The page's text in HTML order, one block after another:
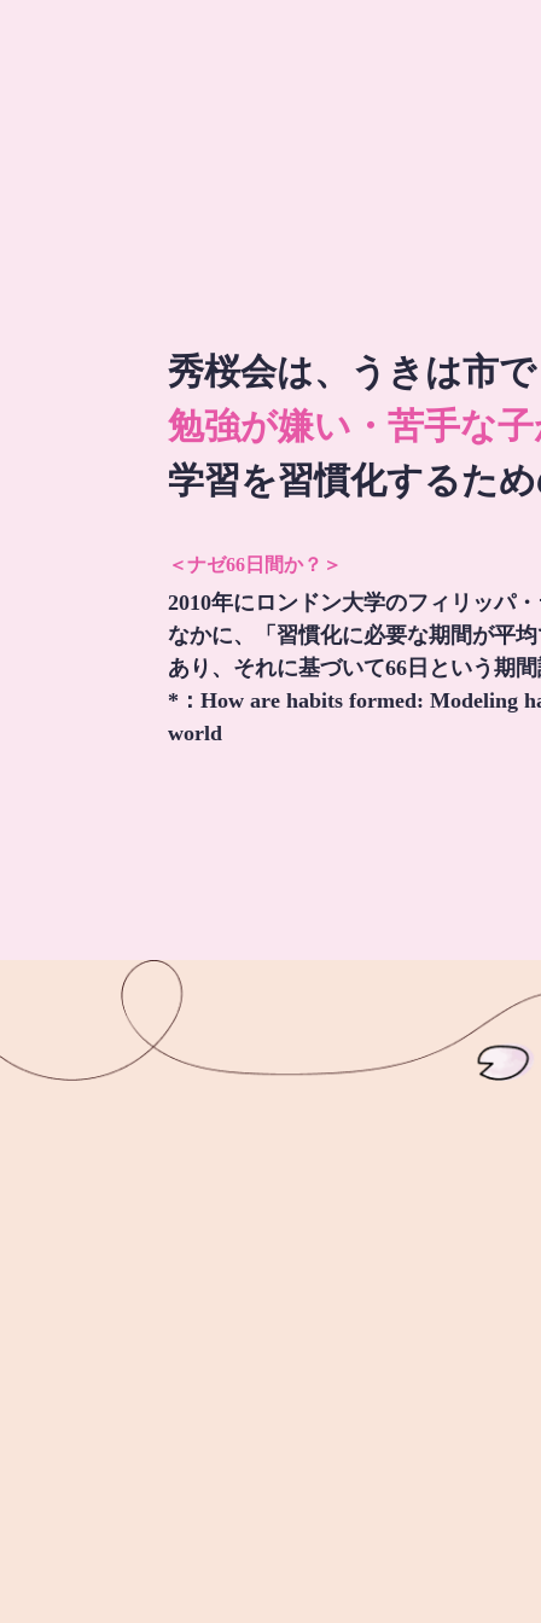
秀桜会は、うきは市で
勉強が嫌い・苦手な
学習を習慣化するた
＜ナゼ66日間か？＞
2010年にロンドン大学のフィリッパ
なかに、「習慣化に必要な期間が平
あり、それに基づいて66日という期
*：How are habits formed: Modeling
world